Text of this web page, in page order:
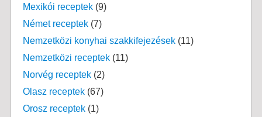
Mexikói receptek(9)
Német receptek(7)
Nemzetközi konyhai szakkifejezések(11)
Nemzetközi receptek(11)
Norvég receptek(2)
Olasz receptek(67)
Orosz receptek(1)